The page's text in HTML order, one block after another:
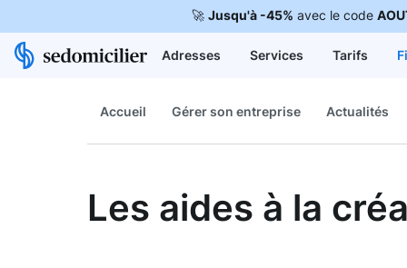
🚀 Jusqu'à -45% avec le code
Adresses Services Tarifs
Accueil Gérer son entreprise Actualités
Les aides à la